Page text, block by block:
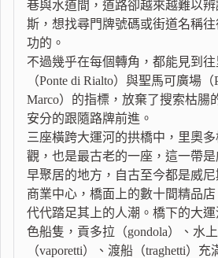
巷與水道間，道路卻越來越難以
斯，想找尋門牌號碼或街道名稱
功的。
不過幾乎在每個轉角，都能見到
（Ponte di Rialto）與聖馬可廣場（
Marco）的指標，放棄了搜索枯腸
安分的跟隨路牌前進。
三座橫跨大運河的拱橋中，里奧
觀，也是最古老的一座，這一帶
早聚居的地方，自古至今都是威
商業中心，橋面上的數十間精品
代代踏足其上的人潮。橋下的大
色船隻，貢多拉（gondola）、水
（vaporetti）、渡船（traghetti）